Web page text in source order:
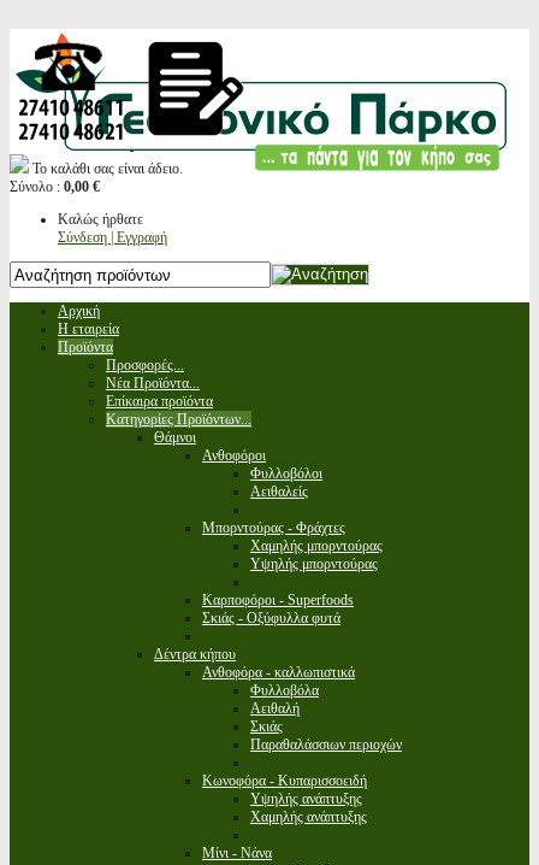
Το καλάθι σας είναι άδειο.
Σύνολο : 0,00 €
Καλώς ήρθατε
Σύνδεση | Εγγραφή
Αρχική
Η εταιρεία
Προϊόντα
Προσφορές...
Νέα Προϊόντα...
Επίκαιρα προϊόντα
Κατηγορίες Προϊόντων...
Θάμνοι
Ανθοφόροι
Φυλλοβόλοι
Αειθαλείς
Μπορντούρας - Φράχτες
Χαμηλής μπορντούρας
Υψηλής μπορντούρας
Καρποφόροι - Superfoods
Σκιάς - Οξύφυλλα φυτά
Δέντρα κήπου
Ανθοφόρα - καλλωπιστικά
Φυλλοβόλα
Αειθαλή
Σκιάς
Παραθαλάσσιων περιοχών
Κωνοφόρα - Κυπαρισσοειδή
Υψηλής ανάπτυξης
Χαμηλής ανάπτυξης
Μίνι - Νάνα